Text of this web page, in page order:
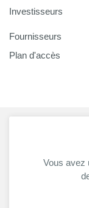
Investisseurs
Fournisseurs
Plan d'accès
Vous avez